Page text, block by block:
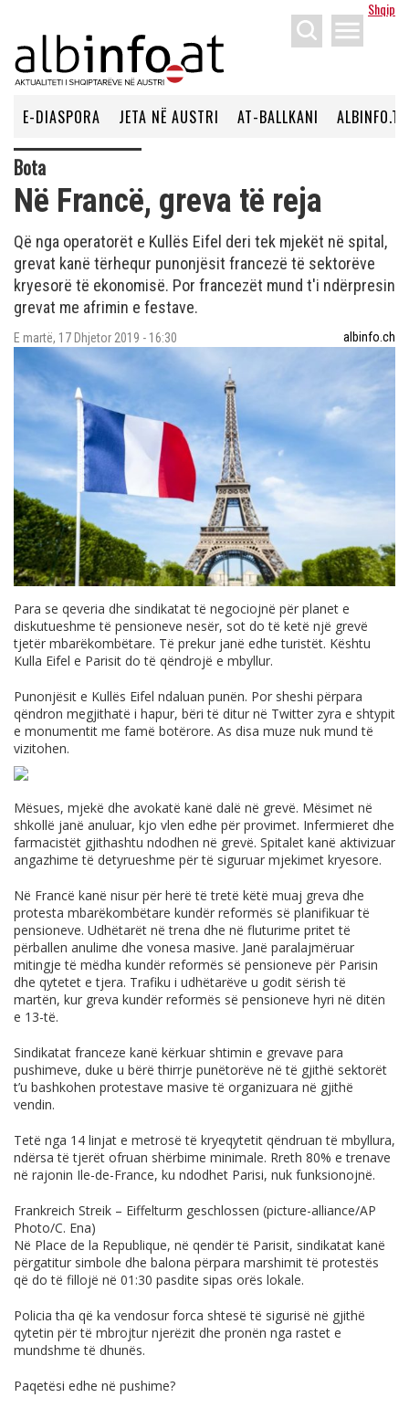
Shqip
menu
E-DIASPORA JETA NË AUSTRI AT-BALLKANI ALBINFO.TV
Bota
Në Francë, greva të reja
Që nga operatorët e Kullës Eifel deri tek mjekët në spital,
grevat kanë tërhequr punonjësit francezë të sektorëve
kryesorë të ekonomisë. Por francezët mund t'i ndërpresin
grevat me afrimin e festave.
E martë, 17 Dhjetor 2019 - 16:30 albinfo.ch
Para se qeveria dhe sindikatat të negociojnë për planet e
diskutueshme të pensioneve nesër, sot do të ketë një grevë
tjetër mbarëkombëtare. Të prekur janë edhe turistët. Kështu
Kulla Eifel e Parisit do të qëndrojë e mbyllur.
Punonjësit e Kullës Eifel ndaluan punën. Por sheshi përpara
qëndron megjithatë i hapur, bëri të ditur në Twitter zyra e shtypit
e monumentit me famë botërore. As disa muze nuk mund të
vizitohen.
Mësues, mjekë dhe avokatë kanë dalë në grevë. Mësimet në
shkollë janë anuluar, kjo vlen edhe për provimet. Infermieret dhe
farmacistët gjithashtu ndodhen në grevë. Spitalet kanë aktivizuar
angazhime të detyrueshme për të siguruar mjekimet kryesore.
Në Francë kanë nisur për herë të tretë këtë muaj greva dhe
protesta mbarëkombëtare kundër reformës së planifikuar të
pensioneve. Udhëtarët në trena dhe në fluturime pritet të
përballen anulime dhe vonesa masive. Janë paralajmëruar
mitingje të mëdha kundër reformës së pensioneve për Parisin
dhe qytetet e tjera. Trafiku i udhëtarëve u godit sërish të
martën, kur greva kundër reformës së pensioneve hyri në ditën
e 13-të.
Sindikatat franceze kanë kërkuar shtimin e grevave para
pushimeve, duke u bërë thirrje punëtorëve në të gjithë sektorët
t’u bashkohen protestave masive të organizuara në gjithë
vendin.
Tetë nga 14 linjat e metrosë të kryeqytetit qëndruan të mbyllura,
ndërsa të tjerët ofruan shërbime minimale. Rreth 80% e trenave
në rajonin Ile-de-France, ku ndodhet Parisi, nuk funksionojnë.
Frankreich Streik – Eiffelturm geschlossen (picture-alliance/AP
Photo/C. Ena)
Në Place de la Republique, në qendër të Parisit, sindikatat kanë
përgatitur simbole dhe balona përpara marshimit të protestës
që do të fillojë në 01:30 pasdite sipas orës lokale.
Policia tha që ka vendosur forca shtesë të sigurisë në gjithë
qytetin për të mbrojtur njerëzit dhe pronën nga rastet e
mundshme të dhunës.
Paqetësi edhe në pushime?